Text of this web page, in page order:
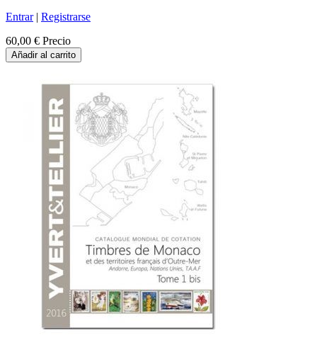
Entrar| Registrarse
60,00 € Precio
Añadir al carrito